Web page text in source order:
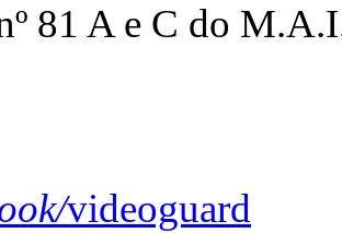
81 A e C do
videoguard